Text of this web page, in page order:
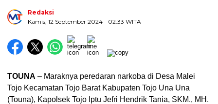
Redaksi
Kamis, 12 September 2024 - 02:33 WITA
TOUNA – Maraknya peredaran narkoba di Desa Malei
Tojo Kecamatan Tojo Barat Kabupaten Tojo Una Una
(Touna), Kapolsek Tojo Iptu Jefri Hendrik Tania, SKM., MH.